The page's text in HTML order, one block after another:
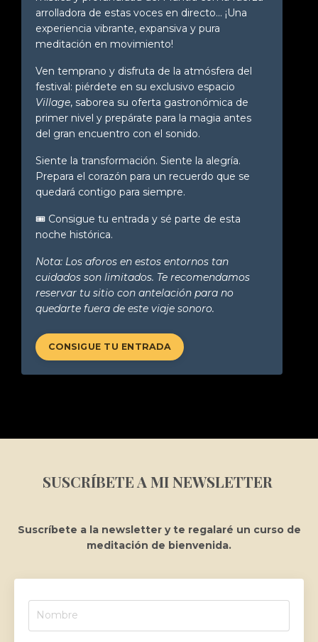
arrolladora de estas voces en directo... ¡Una
experiencia vibrante, expansiva y pura
meditación en movimiento!
Ven temprano y disfruta de la atmósfera del
festival: piérdete en su exclusivo espacio
Village, saborea su oferta gastronómica de
primer nivel y prepárate para la magia antes
del gran encuentro con el sonido.
Siente la transformación. Siente la alegría.
Prepara el corazón para un recuerdo que se
quedará contigo para siempre.
🎟️ Consigue tu entrada y sé parte de esta
noche histórica.
Nota: Los aforos en estos entornos tan
cuidados son limitados. Te recomendamos
reservar tu sitio con antelación para no
quedarte fuera de este viaje sonoro.
CONSIGUE TU ENTRADA
SUSCRÍBETE A MI NEWSLETTER
Suscríbete a la newsletter y te regalaré un curso de
meditación de bienvenida.